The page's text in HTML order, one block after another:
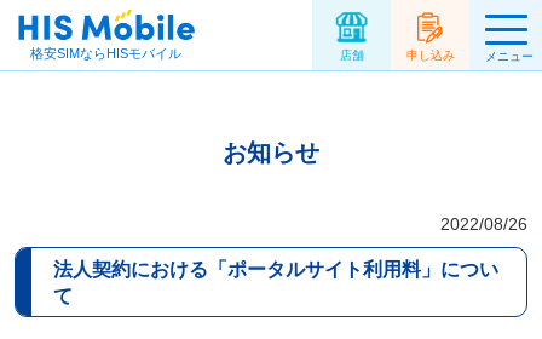
格安SIMならHISモバイル 店舗 申し込み メニュー
お知らせ
2022/08/26
法人契約における「ポータルサイト利用料」につい
て